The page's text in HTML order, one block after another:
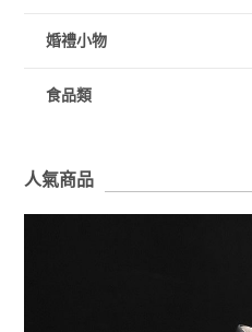
婚禮小物
食品類
人氣商品